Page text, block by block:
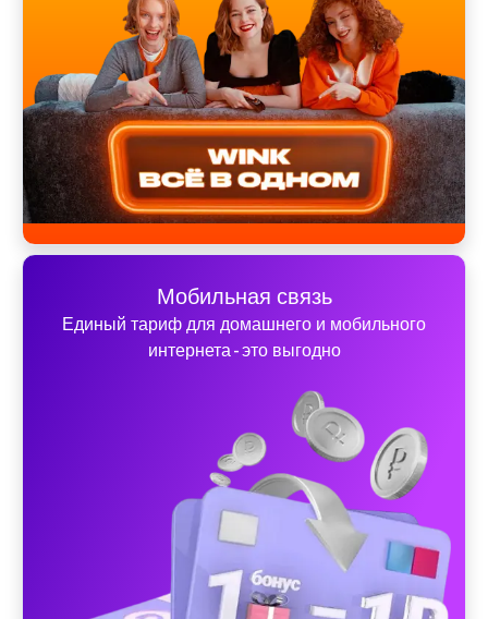
Мобильная связь
Единый тариф для домашнего и мобильного
интернета - это выгодно